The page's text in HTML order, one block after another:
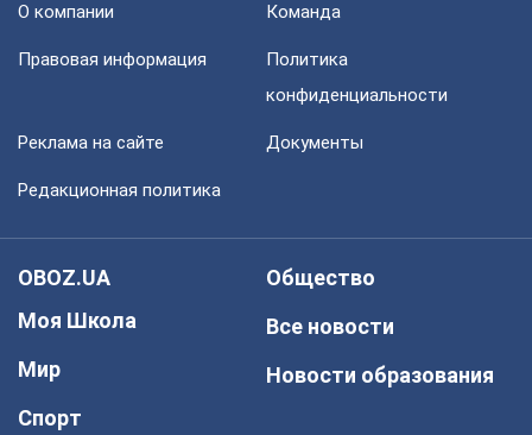
О компании Команда
Правовая информация
Политика
конфиденциальности
Реклама на сайте Документы
Редакционная политика
OBOZ.UA
Моя Школа
Мир
Спорт
Общество
Все новости
Новости образования